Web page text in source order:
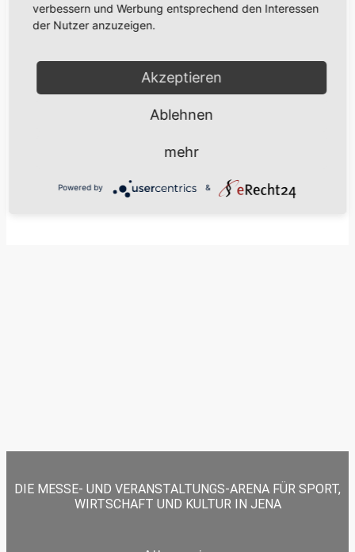
Wir suchen Verstärkung für unser Team im
Ausflugslokal Schlossberg Dornburg.
– Servicekraft (w,m,d)
Jetzt per E-Mail bewerben!
Bewerbungen (Lebenslauf, Zeugnisse) per PDF zu.
DIE MESSE- UND VERANSTALTUNGS-ARENA FÜR SPORT,
WIRTSCHAFT UND KULTUR IN JENA
verbessern und Werbung entsprechend den Interessen
der Nutzer anzuzeigen.
Akzeptieren
Ablehnen
mehr
Powered by &